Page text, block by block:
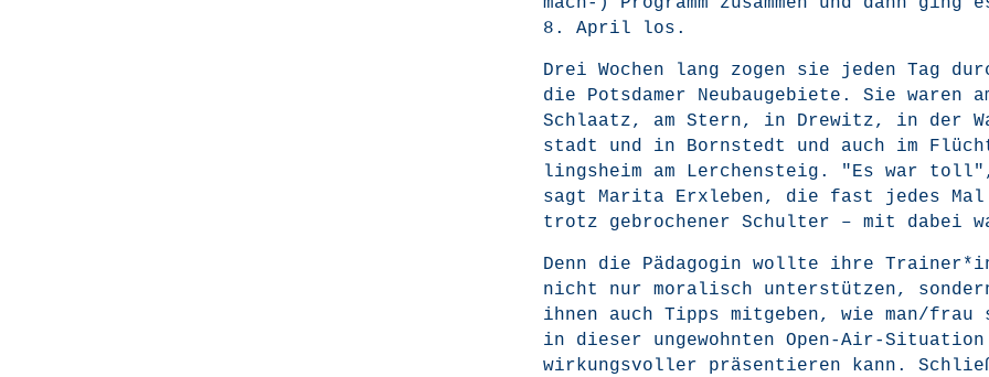
8. April los.
Drei Wochen lang zogen sie jeden Tag
die Pots­da­mer Neu­bau­ge­bie­te. Sie waren
Schla­atz, am Stern, in Dre­witz, in der
stadt und in Born­stedt und auch im
lings­heim am Ler­chen­steig. "Es war
sagt Mari­ta Erx­le­ben, die fast jedes Mal
trotz gebro­che­ner Schul­ter – mit dabei
Denn die Päd­ago­gin woll­te ihre
nicht nur mora­lisch unter­stüt­zen,
ihnen auch Tipps mit­ge­ben, wie man/frau
in die­ser unge­wohn­ten Open-Air-Situa­ti­on
wir­kungs­vol­ler prä­sen­tie­ren kann.